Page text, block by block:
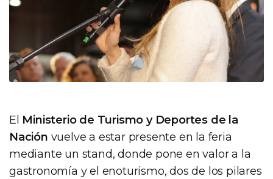
El Ministerio de Turismo y Deportes de la
Nación vuelve a estar presente en la feria
mediante un stand, donde pone en valor a la
gastronomía y el enoturismo, dos de los pilares